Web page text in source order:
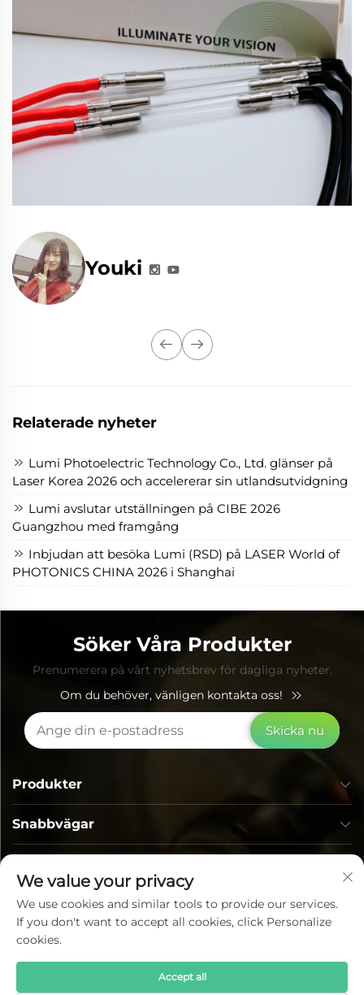
Youki
Relaterade nyheter
Lumi Photoelectric Technology Co., Ltd. glänser på
Laser Korea 2026 och accelererar sin utlandsutvidgning
Lumi avslutar utställningen på CIBE 2026
Guangzhou med framgång
Inbjudan att besöka Lumi (RSD) på LASER World of
PHOTONICS CHINA 2026 i Shanghai
Söker Våra Produkter
Prenumerera på vårt nyhetsbrev för dagliga nyheter.
Om du behöver, vänligen kontakta oss!
Skicka nu
Snabbvägar
Produkter
We value your privacy
We use cookies and similar tools to provide our services.
If you don't want to accept all cookies, click Personalize
cookies.
Accept all